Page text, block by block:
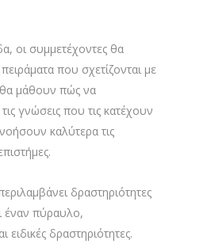
οι συμμετέχοντες θα
που σχετίζονται με
μάθουν πώς να
γνώσεις που τις κατέχουν
καλύτερα τις
δραστηριότητες
έναν πύραυλο,
ειδικές δραστηριότητες.